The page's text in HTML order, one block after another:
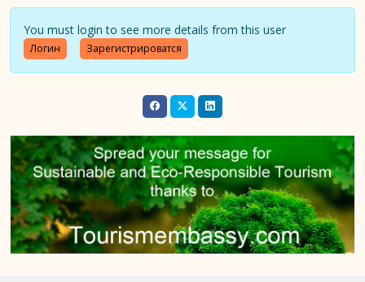
You must login to see more details from this user
Логин Зарегистрироватся